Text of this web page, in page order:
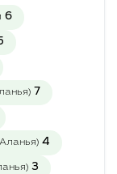
6
7
4
3